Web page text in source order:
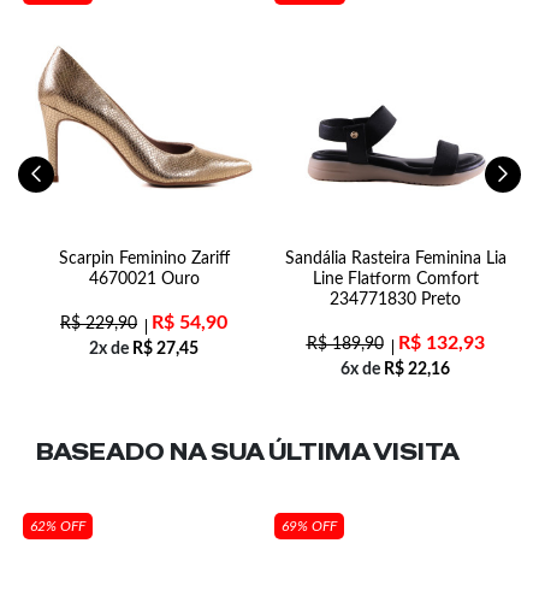
Scarpin Feminino Zariff
4670021 Ouro
R$229,90 R$ 54,90
2x de R$ 27,45
Sandália Rasteira Feminina Lia
Line Flatform Comfort
234771830 Preto
R$189,90 R$132,93
6x de R$ 22,16
BASEADO NA SUAÚLTIMA VISITA
62% OFF 69% OFF